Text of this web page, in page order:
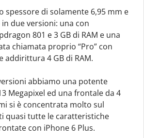
spessore di solamente 6,95 mm e
due versioni: una con
801 e 3 GB di RAM e una
chiamata proprio “Pro” con
addirittura 4 GB di RAM.
abbiamo una potente
Megapixel ed una frontale da 4
si è concentrata molto sul
quasi tutte le caratteristiche
con iPhone 6 Plus.